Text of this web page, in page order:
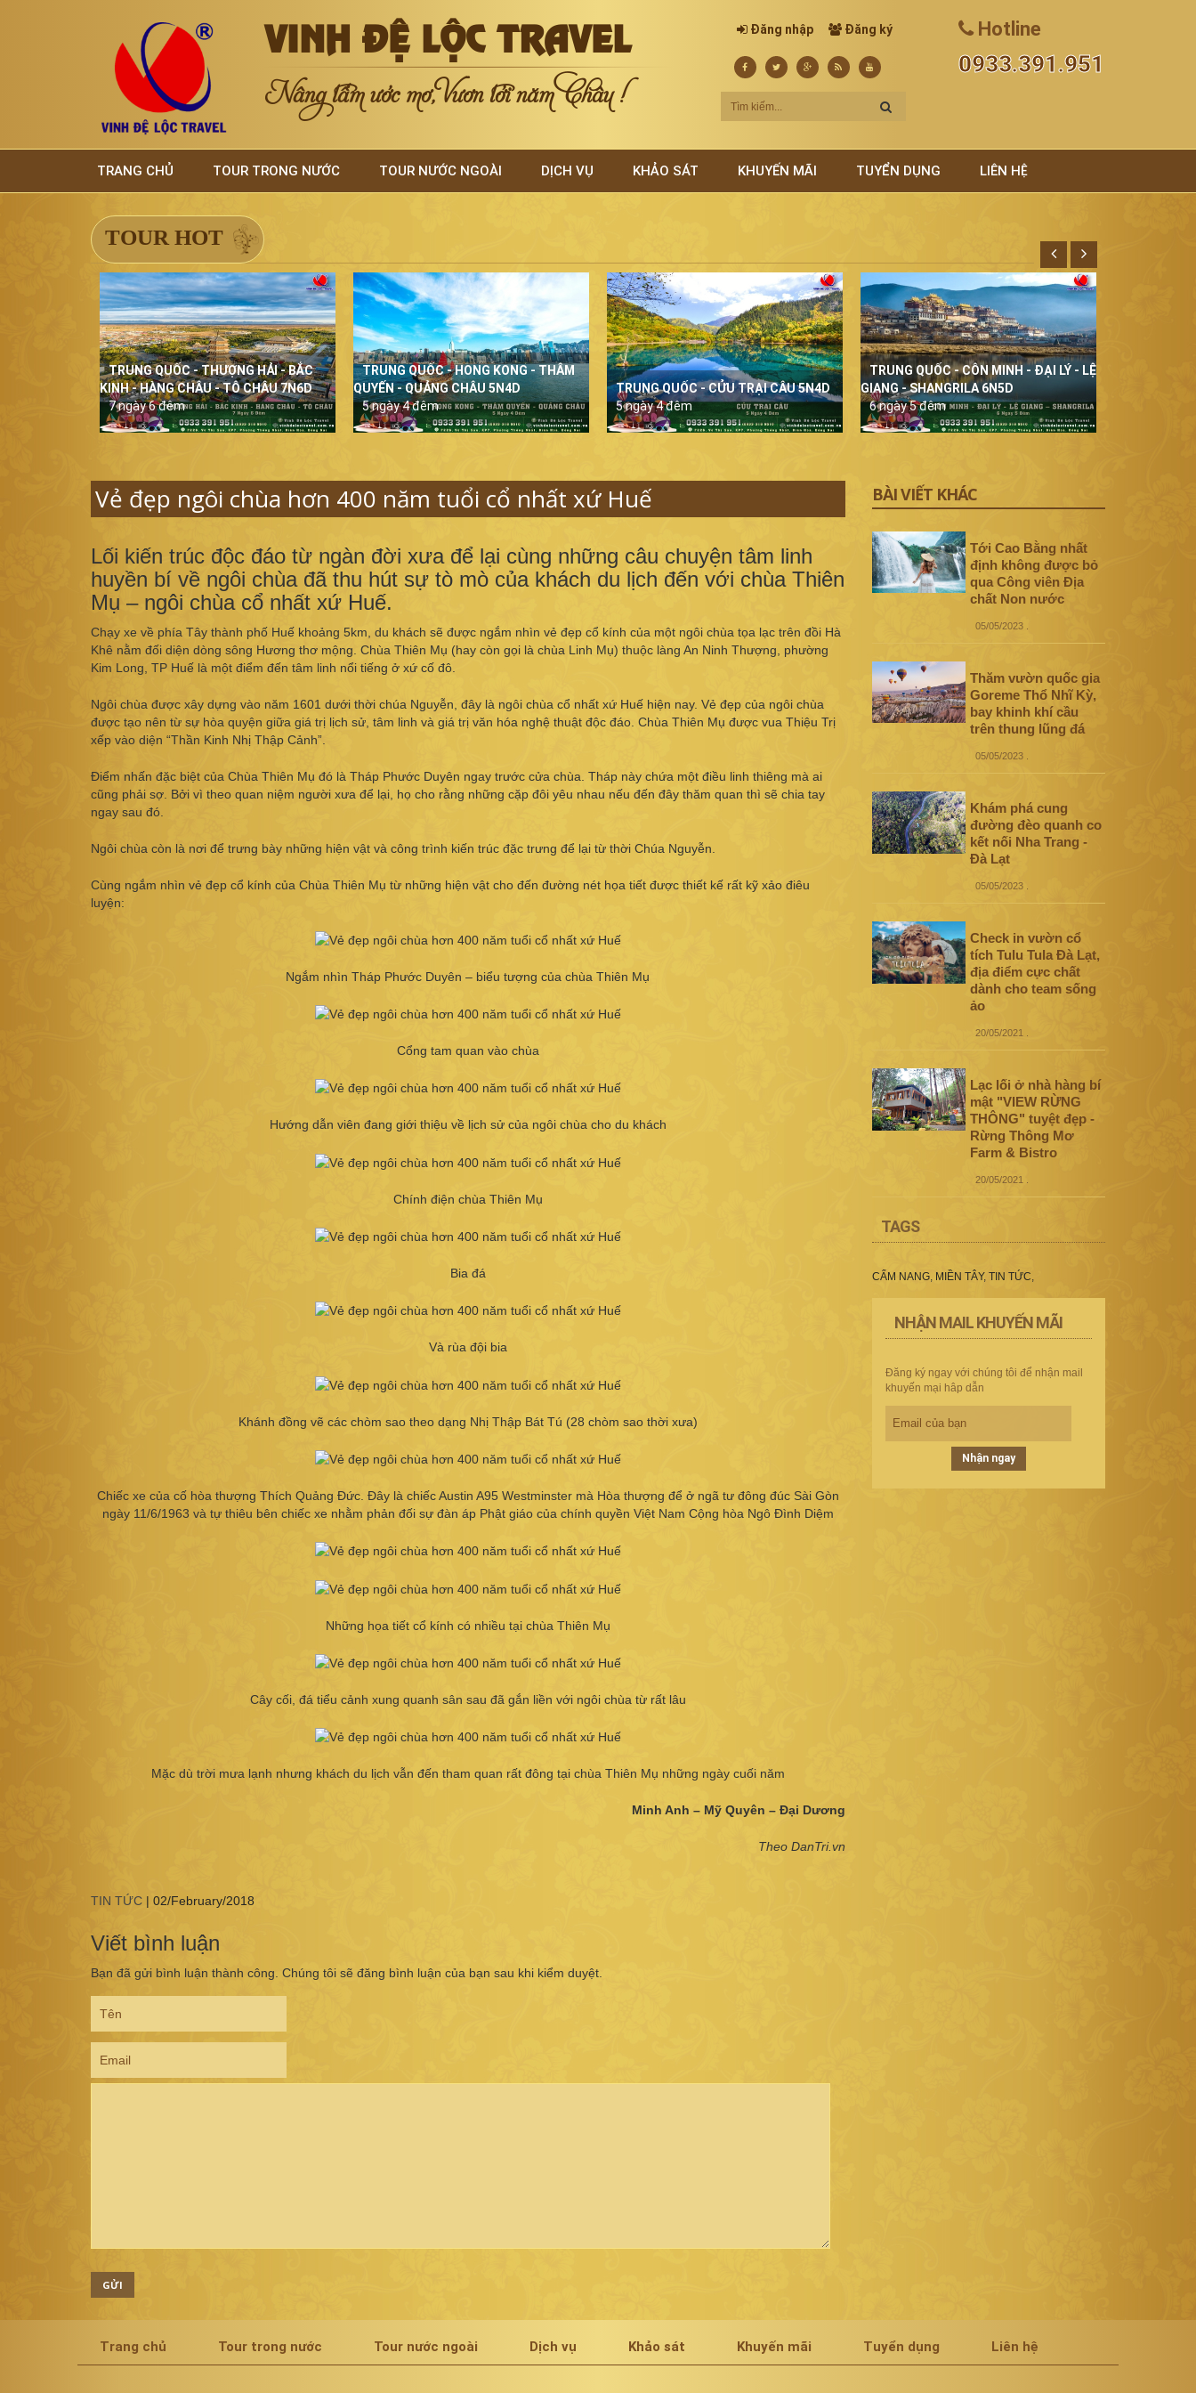
VINH ĐỆ LỘC TRAVEL
Nâng tầm ước mơ, Vươn tới năm Châu !
Đăng nhập Đăng ký Hotline
0933.391.951
TRANG CHỦ TOUR TRONG NƯỚC TOUR NƯỚC NGOÀI DỊCH VỤ KHẢO SÁT KHUYẾN MÃI TUYỂN DỤNG LIÊN HỆ
TOUR HOT
TRUNG QUỐC - THƯỢNG HẢI - BẮC
KINH - HÀNG CHÂU - TÔ CHÂU 7N6D
7 ngày 6 đêm
TRUNG QUỐC - HONG KONG - THÂM
QUYẾN - QUẢNG CHÂU 5N4D
5 ngày 4 đêm
TRUNG QUỐC - CỬU TRẠI CÂU 5N4D
5 ngày 4 đêm
TRUNG QUỐC - CÔN MINH - ĐẠI LÝ - LỆ
GIANG - SHANGRILA 6N5D
6 ngày 5 đêm
Vẻ đẹp ngôi chùa hơn 400 năm tuổi cổ nhất xứ Huế
Lối kiến trúc độc đáo từ ngàn đời xưa để lại cùng những câu chuyện tâm linh
huyền bí về ngôi chùa đã thu hút sự tò mò của khách du lịch đến với chùa Thiên
Mụ – ngôi chùa cổ nhất xứ Huế.
Chạy xe về phía Tây thành phố Huế khoảng 5km, du khách sẽ được ngắm nhìn vẻ đẹp cổ kính của một ngôi chùa tọa lạc trên đồi Hà
Khê nằm đối diện dòng sông Hương thơ mộng. Chùa Thiên Mụ (hay còn gọi là chùa Linh Mụ) thuộc làng An Ninh Thượng, phường
Kim Long, TP Huế là một điểm đến tâm linh nổi tiếng ở xứ cố đô.
Ngôi chùa được xây dựng vào năm 1601 dưới thời chúa Nguyễn, đây là ngôi chùa cổ nhất xứ Huế hiện nay. Vẻ đẹp của ngôi chùa
được tạo nên từ sự hòa quyện giữa giá trị lịch sử, tâm linh và giá trị văn hóa nghệ thuật độc đáo. Chùa Thiên Mụ được vua Thiệu Trị
xếp vào diện “Thần Kinh Nhị Thập Cảnh”.
Điểm nhấn đặc biệt của Chùa Thiên Mụ đó là Tháp Phước Duyên ngay trước cửa chùa. Tháp này chứa một điều linh thiêng mà ai
cũng phải sợ. Bởi vì theo quan niệm người xưa để lại, họ cho rằng những cặp đôi yêu nhau nếu đến đây thăm quan thì sẽ chia tay
ngay sau đó.
Ngôi chùa còn là nơi để trưng bày những hiện vật và công trình kiến trúc đặc trưng để lại từ thời Chúa Nguyễn.
Cùng ngắm nhìn vẻ đẹp cổ kính của Chùa Thiên Mụ từ những hiện vật cho đến đường nét họa tiết được thiết kế rất kỹ xảo điêu
luyện:
Ngắm nhìn Tháp Phước Duyên – biểu tượng của chùa Thiên Mụ
Cổng tam quan vào chùa
Hướng dẫn viên đang giới thiệu về lịch sử của ngôi chùa cho du khách
Chính điện chùa Thiên Mụ
Bia đá
Và rùa đội bia
Khánh đồng vẽ các chòm sao theo dạng Nhị Thập Bát Tú (28 chòm sao thời xưa)
Chiếc xe của cố hòa thượng Thích Quảng Đức. Đây là chiếc Austin A95 Westminster mà Hòa thượng để ở ngã tư đông đúc Sài Gòn
ngày 11/6/1963 và tự thiêu bên chiếc xe nhằm phản đối sự đàn áp Phật giáo của chính quyền Việt Nam Cộng hòa Ngô Đình Diệm
Những họa tiết cổ kính có nhiều tại chùa Thiên Mụ
Cây cối, đá tiểu cảnh xung quanh sân sau đã gắn liền với ngôi chùa từ rất lâu
Mặc dù trời mưa lạnh nhưng khách du lịch vẫn đến tham quan rất đông tại chùa Thiên Mụ những ngày cuối năm
Minh Anh – Mỹ Quyên – Đại Dương
Theo DanTri.vn
TIN TỨC | 02/February/2018
Viết bình luận
Bạn đã gửi bình luận thành công. Chúng tôi sẽ đăng bình luận của bạn sau khi kiểm duyệt.
GỬI
BÀI VIẾT KHÁC
Tới Cao Bằng nhất
định không được bỏ
qua Công viên Địa
chất Non nước
05/05/2023.
Thăm vườn quốc gia
Goreme Thổ Nhĩ Kỳ,
bay khinh khí cầu
trên thung lũng đá
05/05/2023.
Khám phá cung
đường đèo quanh co
kết nối Nha Trang -
Đà Lạt
05/05/2023.
Check in vườn cổ
tích Tulu Tula Đà Lạt,
địa điểm cực chất
dành cho team sống
ảo
20/05/2021
Lạc lối ở nhà hàng bí
mật "VIEW RỪNG
THÔNG" tuyệt đẹp -
Rừng Thông Mơ
Farm & Bistro
20/05/2021
TAGS
CẨM NANG, MIỀN TÂY, TIN TỨC
NHẬN MAIL KHUYẾN MÃI
Đăng ký ngay với chúng tôi để nhận mail
khuyến mại hâp dẫn
Nhận ngay
Trang chủ Tour trong nước Tour nước ngoài Dịch vụ Khảo sát Khuyến mãi Tuyển dụng Liên hệ